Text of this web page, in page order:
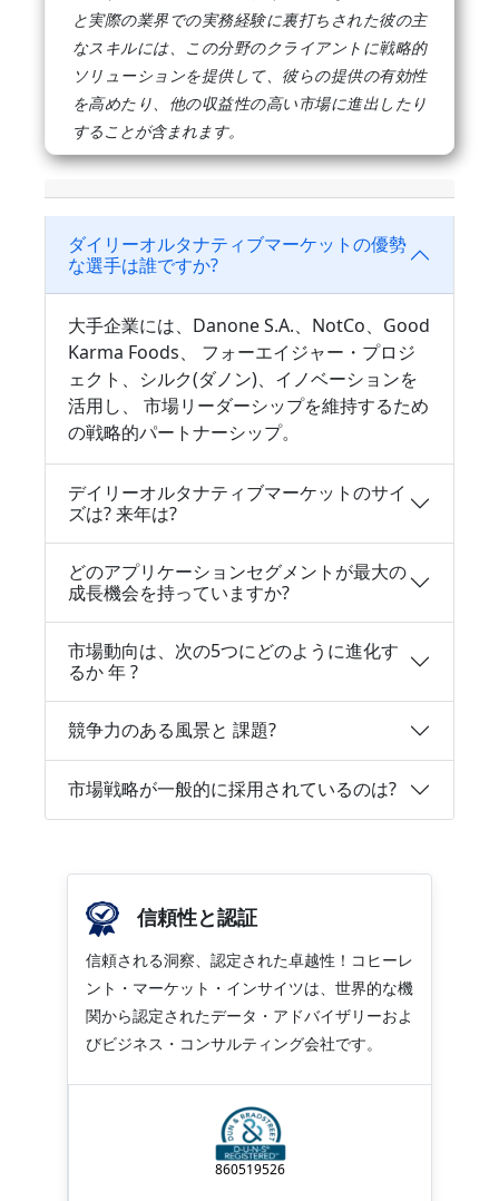
と実際の業界での実務経験に裏打ちされた彼の主
なスキルには、この分野のクライアントに戦略的
ソリューションを提供して、彼らの提供の有効性
を高めたり、他の収益性の高い市場に進出したり
することが含まれます。
ダイリーオルタナティブマーケットの優勢
な選手は誰ですか?
大手企業には、Danone S.A.、NotCo、Good
Karma Foods、 フォーエイジャー・プロジ
ェクト、シルク(ダノン)、イノベーションを
活用し、 市場リーダーシップを維持するため
の戦略的パートナーシップ。
デイリーオルタナティブマーケットのサイ
ズは? 来年は?
どのアプリケーションセグメントが最大の
成長機会を持っていますか?
市場動向は、次の5つにどのように進化す
るか 年 ?
競争力のある風景と 課題?
市場戦略が一般的に採用されているのは?
信頼性と認証
信頼される洞察、認定された卓越性！コヒーレ
ント・マーケット・インサイツは、世界的な機
関から認定されたデータ・アドバイザリーおよ
びビジネス・コンサルティング会社です。
860519526